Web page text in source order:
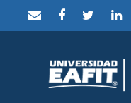
to
Main
Navigation